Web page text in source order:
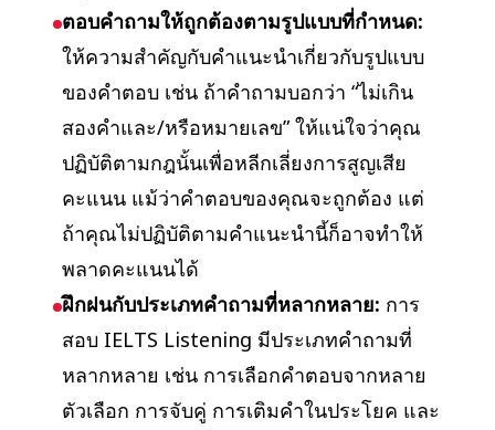
ตอบคำถามให้ถูกต้องตามรูปแบบที่กำหนด:
ให้ความสำคัญกับคำแนะนำเกี่ยวกับรูปแบบ
ของคำตอบ เช่น ถ้าคำถามบอกว่า “ไม่เกิน
สองคำและ/หรือหมายเลข” ให้แน่ใจว่าคุณ
ปฏิบัติตามกฎนั้นเพื่อหลีกเลี่ยงการสูญเสีย
คะแนน แม้ว่าคำตอบของคุณจะถูกต้อง แต่
ถ้าคุณไม่ปฏิบัติตามคำแนะนำนี้ก็อาจทำให้
พลาดคะแนนได้
ฝึกฝนกับประเภทคำถามที่หลากหลาย: การ
สอบ IELTS Listening มีประเภทคำถามที่
หลากหลาย เช่น การเลือกคำตอบจากหลาย
ตัวเลือก การจับคู่ การเติมคำในประโยค และ